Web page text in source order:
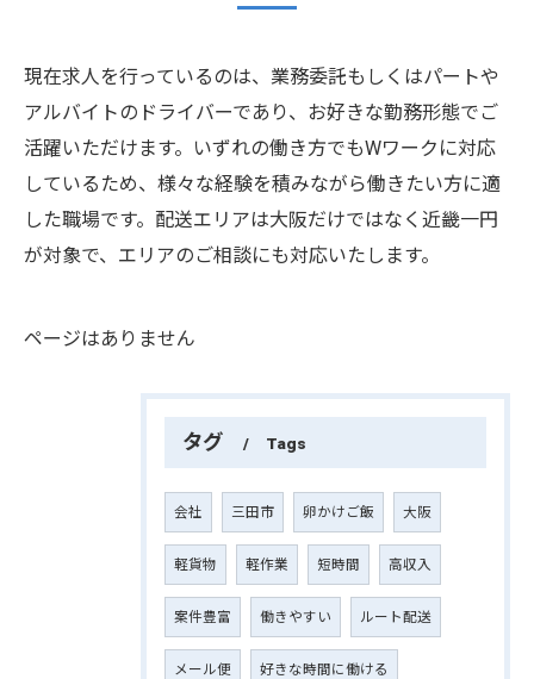
現在求人を行っているのは、業務委託もしくはパートや
アルバイトのドライバーであり、お好きな勤務形態でご
活躍いただけます。いずれの働き方でもWワークに対応
しているため、様々な経験を積みながら働きたい方に適
した職場です。配送エリアは大阪だけではなく近畿一円
が対象で、エリアのご相談にも対応いたします。
ページはありません
タグ Tags
会社 三田市 卵かけご飯 大阪
軽貨物 軽作業 短時間 高収入
案件豊富 働きやすい ルート配送
メール便 好きな時間に働ける